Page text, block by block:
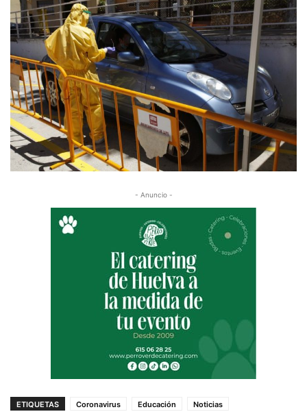
- Anuncio -
ETIQUETAS Coronavirus Educación Noticias